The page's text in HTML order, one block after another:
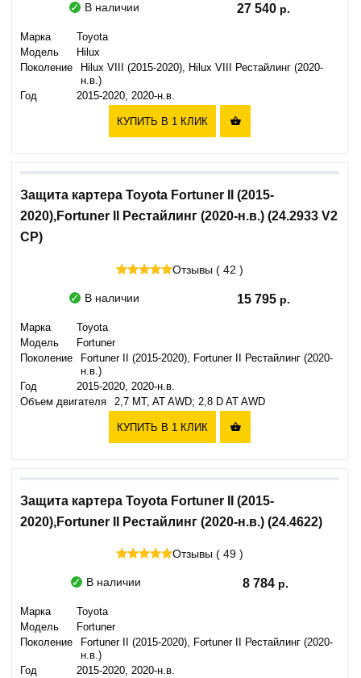
В наличии 27 540
Марка
Toyota
Модель
Hilux
Поколение
Hilux VIII (2015-2020), Hilux VIII Рестайлинг (2020-
н.в.)
Год
2015-2020, 2020-н.в.
КУПИТЬ В 1 КЛИК 
Защита картера Toyota Fortuner II (2015-
2020),Fortuner II Рестайлинг (2020-н.в.) (24.2933 V2
CP)
Отзывы ( 42 )
В наличии 15 795
Марка
Toyota
Модель
Fortuner
Поколение
Fortuner II (2015-2020), Fortuner II Рестайлинг (2020-
н.в.)
Год
2015-2020, 2020-н.в.
Объем двигателя
2,7 MT, AT AWD; 2,8 D AT AWD
КУПИТЬ В 1 КЛИК 
Защита картера Toyota Fortuner II (2015-
2020),Fortuner II Рестайлинг (2020-н.в.) (24.4622)
Отзывы ( 49 )
В наличии 8 784
Марка
Toyota
Модель
Fortuner
Поколение
Fortuner II (2015-2020), Fortuner II Рестайлинг (2020-
н.в.)
Год
2015-2020, 2020-н.в.